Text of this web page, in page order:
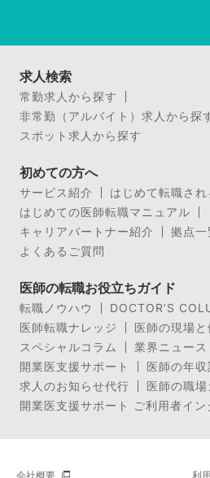
求人検索
常勤求人から探す
非常勤（アルバイト）求人から探
スポット求人から探す
初めての方へ
サービス紹介
はじめて転職さ
はじめての医師転職マニュアル
キャリアパートナー紹介
拠点一
よくあるご質問
医師の転職お役立ちガイド
転職ノウハウ
DOCTOR’S
医師転職ナレッジ
医師の現場
スペシャルコラム
業界ニュース
開業医支援サポート
医師の年収
求人のお知らせ代行
医師の職場
開業医支援サポート ご利用者イン
会社概要 利